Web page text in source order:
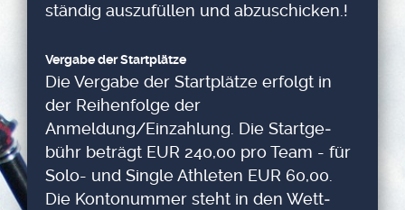
stän­dig aus­zu­fül­len und abzu­schi­cken.!
Ver­ga­be der Start­plät­ze
Die Ver­ga­be der Start­plät­ze erfolgt in
der Rei­hen­fol­ge der
Anmeldung/Einzahlung. Die Start­ge­
bühr beträgt EUR 240,00 pro Team - für
Solo- und Sin­gle Ath­le­ten EUR 60,00.
Die Kon­to­num­mer steht in den Wett­